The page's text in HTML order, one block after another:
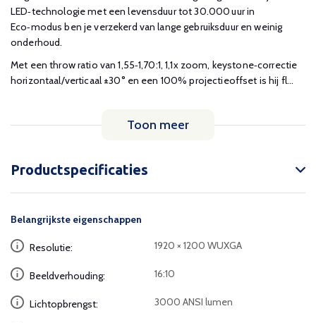
LED‑technologie met een levensduur tot 30.000 uur in
Eco‑modus ben je verzekerd van lange gebruiksduur en weinig
onderhoud.
Met een throw ratio van 1,55‑1,70:1, 1,1x zoom, keystone‑correctie
horizontaal/verticaal ±30° en een 100% projectieoffset is hij fl...
Toon meer
Productspecificaties
Belangrijkste eigenschappen
Resolutie: 1920 × 1200 WUXGA
Beeldverhouding: 16:10
Lichtopbrengst: 3000 ANSI lumen